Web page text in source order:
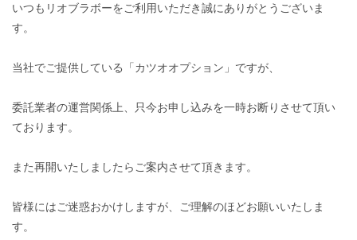
いつもリオブラボーをご利用いただき誠にありがとうございま
す。
当社でご提供している「カツオオプション」ですが、
委託業者の運営関係上、只今お申し込みを一時お断りさせて頂い
ております。
また再開いたしましたらご案内させて頂きます。
皆様にはご迷惑おかけしますが、ご理解のほどお願いいたしま
す。